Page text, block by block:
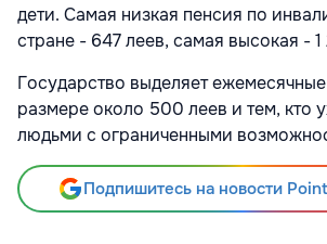
дети. Самая низкая пенсия по
стране - 647 леев, самая высокая - 1
Государство выделяет
размере около 500 леев и тем, кто
людьми с ограниченными
Подпишитесь на новости